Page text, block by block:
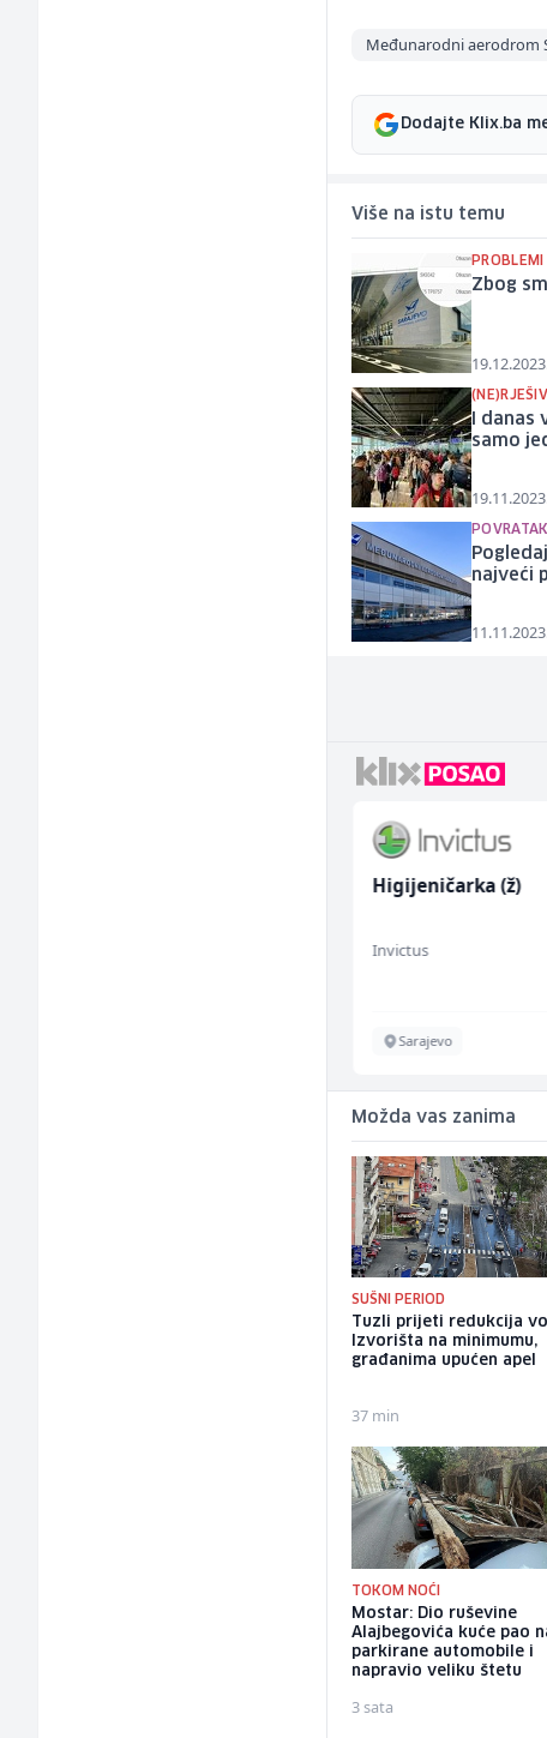
Međunarodni aerodrom
Dodajte Klix.ba
Više na istu temu
Zbog
I
samo
najveći
Higijeničarka (ž)
Invictus
Sarajevo
Možda vas zanima
SUŠNI PERIOD
Tuzli prijeti redukcija
Izvorišta na minimumu,
građanima upućen apel
37 min
TOKOM NOĆI
Mostar: Dio ruševine
Alajbegovića kuće pao
parkirane automobile i
napravio veliku štetu
3 sata